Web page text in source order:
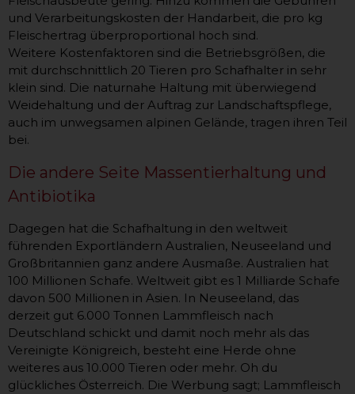
und Verarbeitungskosten der Handarbeit, die pro kg
Fleischertrag überproportional hoch sind.
Weitere Kostenfaktoren sind die Betriebsgrößen, die
mit durchschnittlich 20 Tieren pro Schafhalter in sehr
klein sind. Die naturnahe Haltung mit überwiegend
Weidehaltung und der Auftrag zur Landschaftspflege,
auch im unwegsamen alpinen Gelände, tragen ihren Teil
bei.
Die andere Seite Massentierhaltung und
Antibiotika
Dagegen hat die Schafhaltung in den weltweit
führenden Exportländern Australien, Neuseeland und
Großbritannien ganz andere Ausmaße. Australien hat
100 Millionen Schafe. Weltweit gibt es 1 Milliarde Schafe
davon 500 Millionen in Asien. In Neuseeland, das
derzeit gut 6.000 Tonnen Lammfleisch nach
Deutschland schickt und damit noch mehr als das
Vereinigte Königreich, besteht eine Herde ohne
weiteres aus 10.000 Tieren oder mehr. Oh du
glückliches Österreich. Die Werbung sagt; Lammfleisch